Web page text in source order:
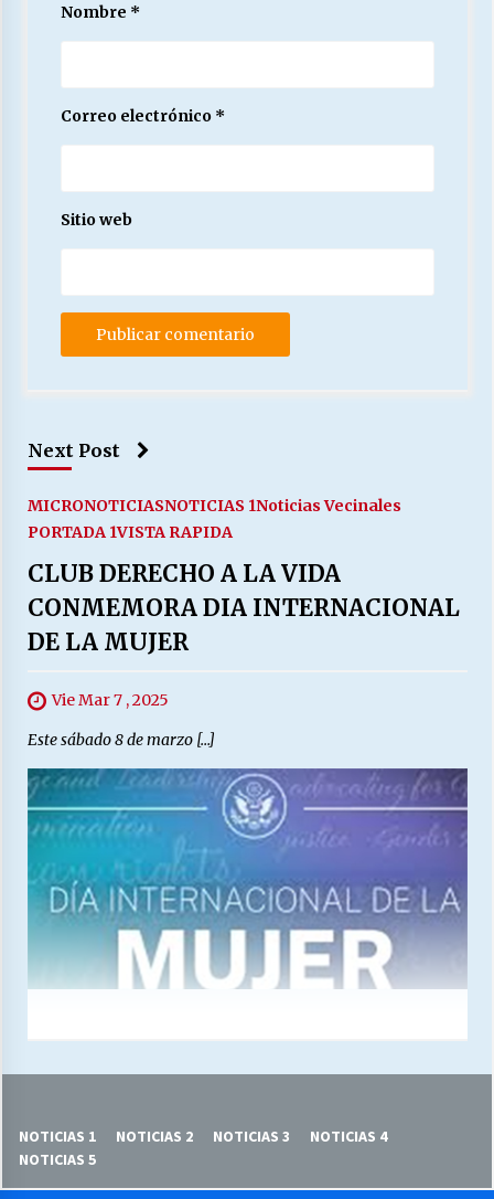
Nombre *
Correo electrónico *
Sitio web
Next Post
MICRONOTICIASNOTICIAS 1Noticias Vecinales
PORTADA 1VISTA RAPIDA
CLUB DERECHO A LA VIDA
CONMEMORA DIA INTERNACIONAL
DE LA MUJER
Vie Mar 7 , 2025
Este sábado 8 de marzo […]
NOTICIAS 1 NOTICIAS 2 NOTICIAS 3
NOTICIAS 4
NOTICIAS 5